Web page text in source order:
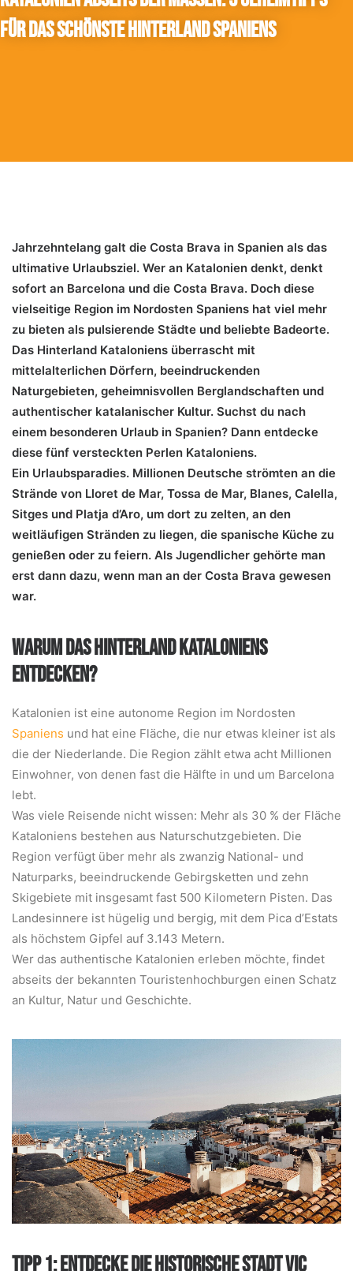
für das schönste Hinterland Spaniens
Jahrzehntelang galt die Costa Brava in Spanien als das
ultimative Urlaubsziel. Wer an Katalonien denkt, denkt
sofort an Barcelona und die Costa Brava. Doch diese
vielseitige Region im Nordosten Spaniens hat viel mehr
zu bieten als pulsierende Städte und beliebte Badeorte.
Das Hinterland Kataloniens überrascht mit
mittelalterlichen Dörfern, beeindruckenden
Naturgebieten, geheimnisvollen Berglandschaften und
authentischer katalanischer Kultur. Suchst du nach
einem besonderen Urlaub in Spanien? Dann entdecke
diese fünf versteckten Perlen Kataloniens.
Ein Urlaubsparadies. Millionen Deutsche strömten an die
Strände von Lloret de Mar, Tossa de Mar, Blanes, Calella,
Sitges und Platja d’Aro, um dort zu zelten, an den
weitläufigen Stränden zu liegen, die spanische Küche zu
genießen oder zu feiern. Als Jugendlicher gehörte man
erst dann dazu, wenn man an der Costa Brava gewesen
war.
WARUM DAS HINTERLAND KATALONIENS
ENTDECKEN?
Katalonien ist eine autonome Region im Nordosten
Spaniens und hat eine Fläche, die nur etwas kleiner ist als
die der Niederlande. Die Region zählt etwa acht Millionen
Einwohner, von denen fast die Hälfte in und um Barcelona
lebt.
Was viele Reisende nicht wissen: Mehr als 30 % der Fläche
Kataloniens bestehen aus Naturschutzgebieten. Die
Region verfügt über mehr als zwanzig National- und
Naturparks, beeindruckende Gebirgsketten und zehn
Skigebiete mit insgesamt fast 500 Kilometern Pisten. Das
Landesinnere ist hügelig und bergig, mit dem Pica d’Estats
als höchstem Gipfel auf 3.143 Metern.
Wer das authentische Katalonien erleben möchte, findet
abseits der bekannten Touristenhochburgen einen Schatz
an Kultur, Natur und Geschichte.
TIPP 1: ENTDECKE DIE HISTORISCHE STADT VIC